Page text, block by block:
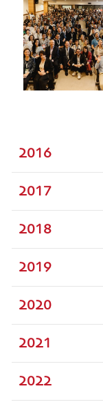
2016
2017
2018
2019
2020
2021
2022